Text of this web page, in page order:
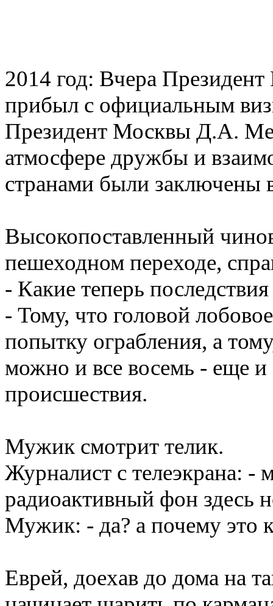
2014 год: Вчера
прибыл с официальным
Президент Москвы Д.А.
атмосфере дружбы и
странами были заключены
Высокопоставленный
пешеходном переходе,
- Какие теперь
- Тому, что головой
попытку ограбления, а
можно и все восемь - еще и
происшествия.
Мужик смотрит телик.
Журналист с телеэкрана: -
радиоактивный фон здесь
Мужик: - да? а почему это
Еврей, доехав до дома на